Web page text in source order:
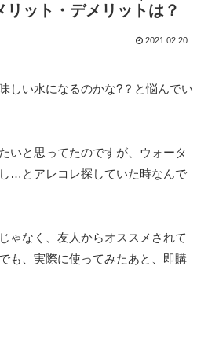
ット・デメリットは？
2021.02.20
しい水になるのかな?？と悩んでい
いと思ってたのですが、ウォータ
…とアレコレ探していた時なんで
ゃなく、友人からオススメされて
も、実際に使ってみたあと、即購